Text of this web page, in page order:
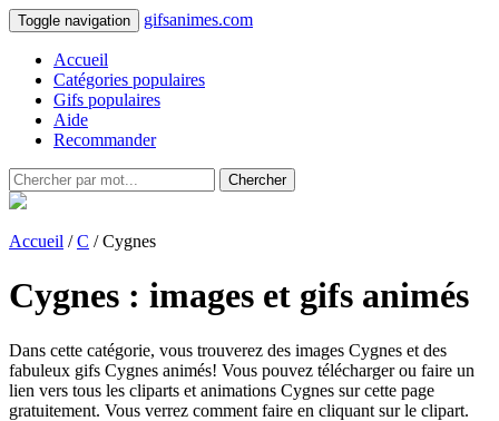
Toggle navigation gifsanimes.com
Accueil
Catégories populaires
Gifs populaires
Aide
Recommander
Chercher
Accueil /C / Cygnes
Cygnes : images et gifs animés
Dans cette catégorie, vous trouverez des images Cygnes et des
fabuleux gifs Cygnes animés! Vous pouvez télécharger ou faire un
lien vers tous les cliparts et animations Cygnes sur cette page
gratuitement. Vous verrez comment faire en cliquant sur le clipart.